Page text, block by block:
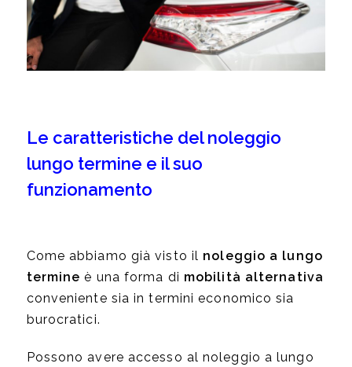
Le caratteristiche del noleggio
lungo termine e il suo
funzionamento
Come abbiamo già visto il noleggio a lungo
termine è una forma di mobilità alternativa
conveniente sia in termini economico sia
burocratici.
Possono avere accesso al noleggio a lungo